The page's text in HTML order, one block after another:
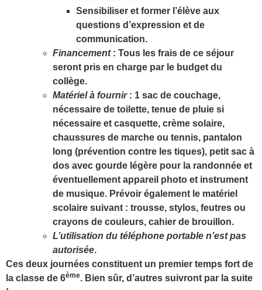
Sensibiliser et former l’élève aux
questions d’expression et de
communication.
Financement : Tous les frais de ce séjour
seront pris en charge par le budget du
collège.
Matériel à fournir : 1 sac de couchage,
nécessaire de toilette, tenue de pluie si
nécessaire et casquette, crème solaire,
chaussures de marche ou tennis, pantalon
long (prévention contre les tiques), petit sac à
dos avec gourde légère pour la randonnée et
éventuellement appareil photo et instrument
de musique. Prévoir également le matériel
scolaire suivant : trousse, stylos, feutres ou
crayons de couleurs, cahier de brouillon.
L’utilisation du téléphone portable n’est pas
autorisée.
Ces deux journées constituent un premier temps fort de
la classe de 6ème. Bien sûr, d’autres suivront par la suite